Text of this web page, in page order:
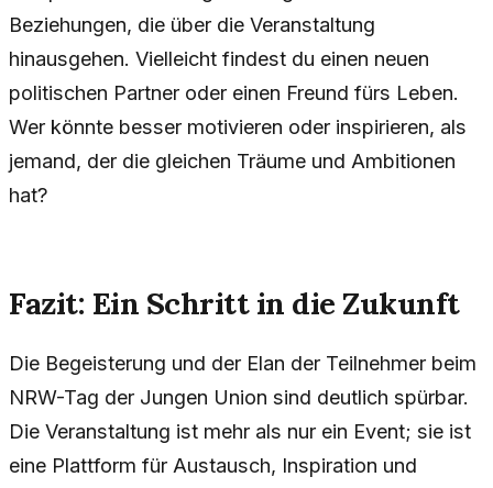
Beziehungen, die über die Veranstaltung
hinausgehen. Vielleicht findest du einen neuen
politischen Partner oder einen Freund fürs Leben.
Wer könnte besser motivieren oder inspirieren, als
jemand, der die gleichen Träume und Ambitionen
hat?
Fazit: Ein Schritt in die Zukunft
Die Begeisterung und der Elan der Teilnehmer beim
NRW-Tag der Jungen Union sind deutlich spürbar.
Die Veranstaltung ist mehr als nur ein Event; sie ist
eine Plattform für Austausch, Inspiration und